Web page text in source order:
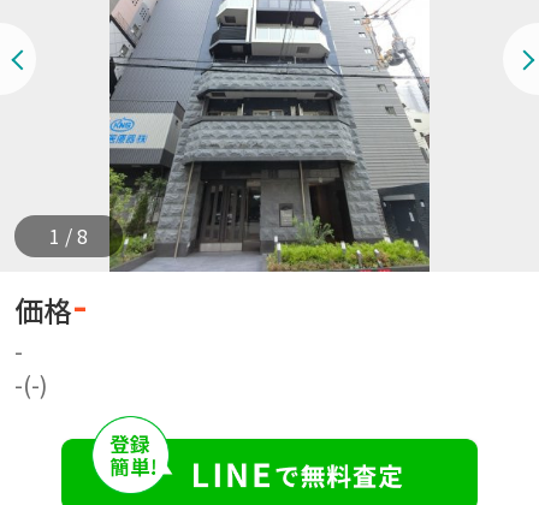
1 / 8
価格-
-
-(-)